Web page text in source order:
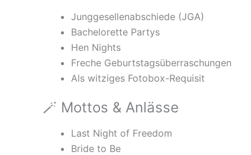
Junggesellenabschiede (JGA)
Bachelorette Partys
Hen Nights
Freche Geburtstagsüberraschungen
Als witziges Fotobox-Requisit
🪄 Mottos & Anlässe
Last Night of Freedom
Bride to Be